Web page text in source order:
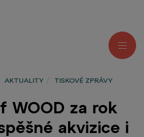
AKTUALITY TISKOVÉ ZPRÁVY
WOOD za rok
akvizice i